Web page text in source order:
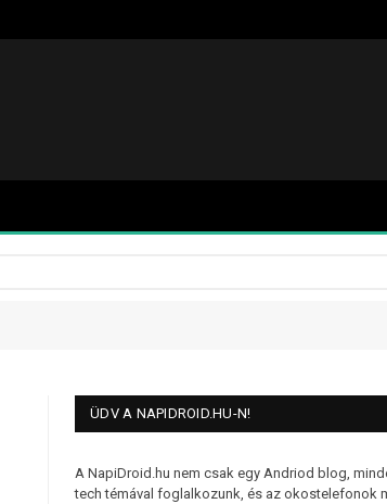
ÜDV A NAPIDROID.HU-N!
A NapiDroid.hu nem csak egy Andriod blog,
tech témával foglalkozunk, és az okostelefonok